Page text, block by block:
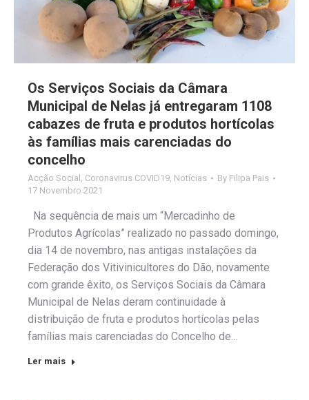
Os Serviços Sociais da Câmara
Municipal de Nelas já entregaram 1108
cabazes de fruta e produtos hortícolas
às famílias mais carenciadas do
concelho
Acção Social , Coronavirus COVID19, Notícias By Filipa Pais
17 Novembro 2021
Na sequência de mais um “Mercadinho de
Produtos Agrícolas” realizado no passado domingo,
dia 14 de novembro, nas antigas instalações da
Federação dos Vitivinicultores do Dão, novamente
com grande êxito, os Serviços Sociais da Câmara
Municipal de Nelas deram continuidade à
distribuição de fruta e produtos hortícolas pelas
famílias mais carenciadas do Concelho de…
Ler mais